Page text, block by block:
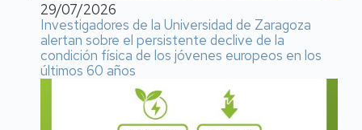
29/07/2026
Investigadores de la Universidad de Zaragoza
alertan sobre el persistente declive de la
condición física de los jóvenes europeos en los
últimos 60 años